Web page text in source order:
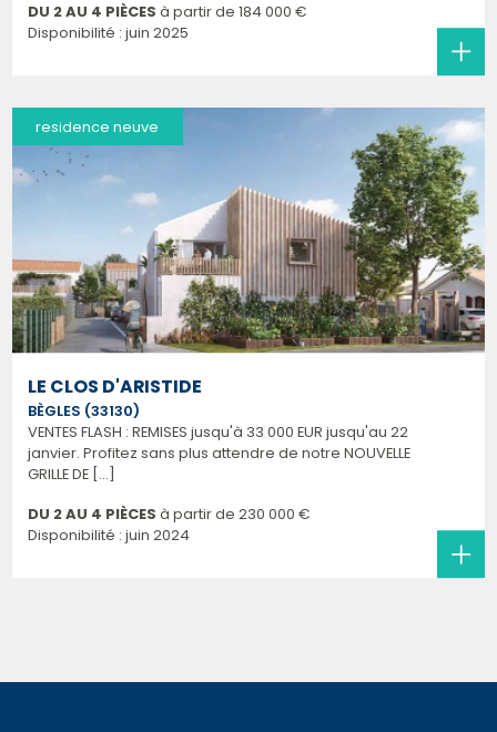
DU 2 AU 4 PIÈCES à partir de 184 000 €
Disponibilité : juin 2025
residence neuve
LE CLOS D'ARISTIDE
BÈGLES (33130)
VENTES FLASH : REMISES jusqu'à 33 000 EUR jusqu'au 22
janvier. Profitez sans plus attendre de notre NOUVELLE
GRILLE DE [...]
DU 2 AU 4 PIÈCES à partir de 230 000 €
Disponibilité : juin 2024